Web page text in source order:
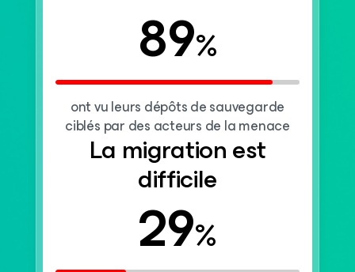
89%
ont vu leurs dépôts de sauvegarde
ciblés par des acteurs de la menace
La migration est
difficile
29%